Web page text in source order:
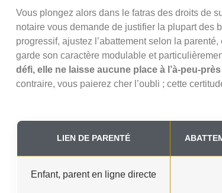
Vous plongez alors dans le fatras des droits de
notaire vous demande de justifier la plupart des
progressif, ajustez l’abattement selon la
garde son caractère modulable et
défi, elle ne laisse aucune place à l’à-peu-
contraire, vous paierez cher l’oubli ; cette
LIEN DE PARENTÉ
Enfant, parent en ligne directe